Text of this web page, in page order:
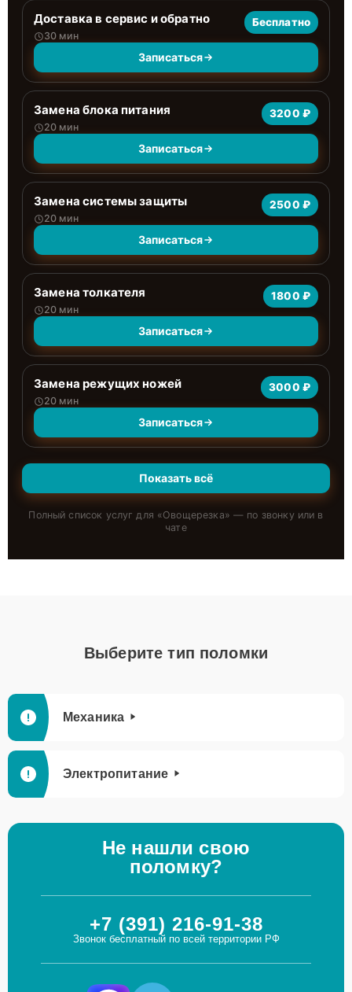
Доставка в сервис и обратно
30 мин
Бесплатно
Записаться
Замена блока питания
20 мин
3200 ₽
Записаться
Замена системы защиты
20 мин
2500 ₽
Записаться
Замена толкателя
20 мин
1800 ₽
Записаться
Замена режущих ножей
20 мин
3000 ₽
Записаться
Показать всё
Полный список услуг для «Овощерезка» — по звонку или в
чате
Выберите тип поломки
Механика
Электропитание
Не нашли свою
поломку?
+7 (391) 216-91-38
Звонок бесплатный по всей территории РФ